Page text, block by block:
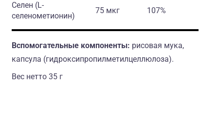
Селен (L-
селенометионин)
75 мкг 107%
Вспомогательные компоненты: рисовая мука,
капсула (гидроксипропилметилцеллюлоза).
Вес нетто 35 г